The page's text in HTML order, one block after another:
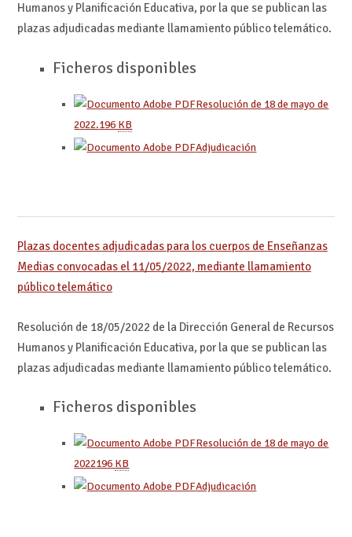
Humanos y Planificación Educativa, por la que se publican las
plazas adjudicadas mediante llamamiento público telemático.
Ficheros disponibles
Resolución de 18 de mayo de
2022.196 KB
Adjudicación
Plazas docentes adjudicadas para los cuerpos de Enseñanzas
Medias convocadas el 11/05/2022, mediante llamamiento
público telemático
Resolución de 18/05/2022 de la Dirección General de Recursos
Humanos y Planificación Educativa, por la que se publican las
plazas adjudicadas mediante llamamiento público telemático.
Ficheros disponibles
Resolución de 18 de mayo de
2022196 KB
Adjudicación